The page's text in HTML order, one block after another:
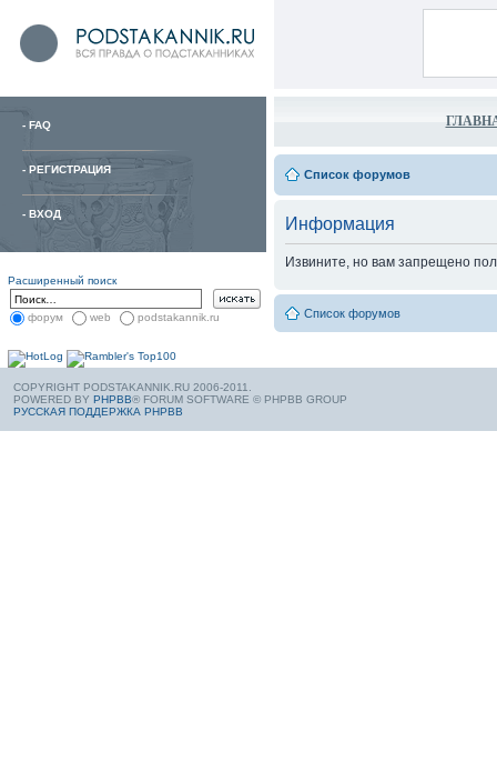
- FAQ
- РЕГИСТРАЦИЯ
- ВХОД
Расширенный поиск
форум web podstakannik.ru
Список форумов
Информация
Извините, но вам запрещено
Список форумов
COPYRIGHT PODSTAKANNIK.RU 2006-2011.
POWERED BY PHPBB® FORUM SOFTWARE © PHPBB GROUP
РУССКАЯ ПОДДЕРЖКА PHPBB